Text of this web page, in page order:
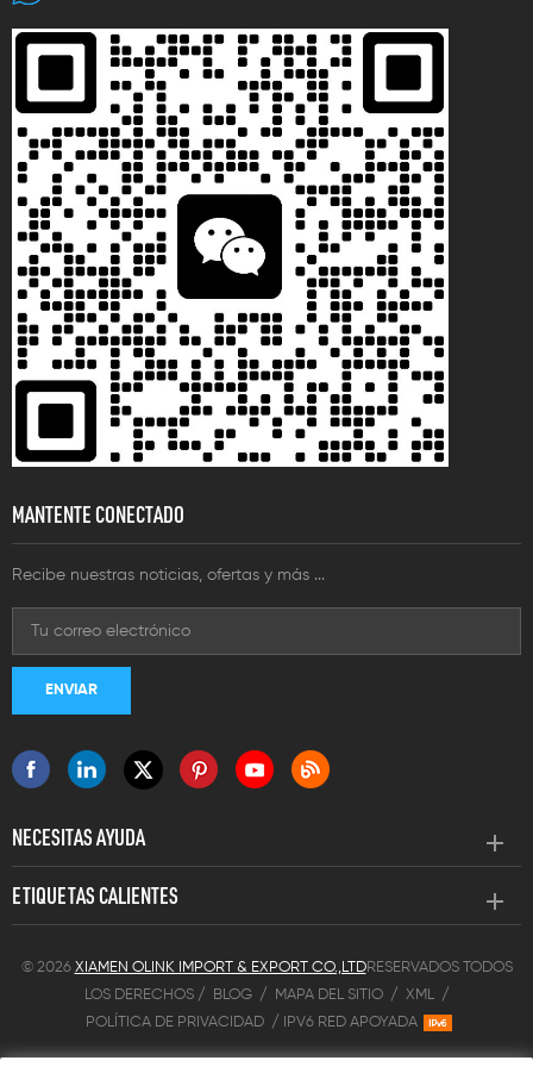
MANTENTE CONECTADO
Recibe nuestras noticias, ofertas y más ...
NECESITAS AYUDA
ETIQUETAS CALIENTES
© 2026 XIAMEN OLINK IMPORT & EXPORT CO.,LTDRESERVADOS TODOS
LOS DERECHOS /
BLOG / MAPA DEL SITIO / XML /
POLÍTICA DE PRIVACIDAD / IPV6 RED APOYADA